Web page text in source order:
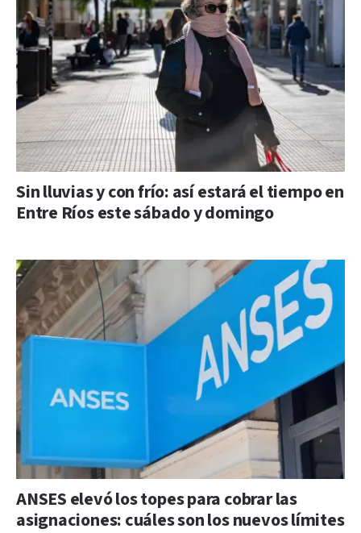
Sin lluvias y con frío: así estará el tiempo en
Entre Ríos este sábado y domingo
ANSES elevó los topes para cobrar las
asignaciones: cuáles son los nuevos límites